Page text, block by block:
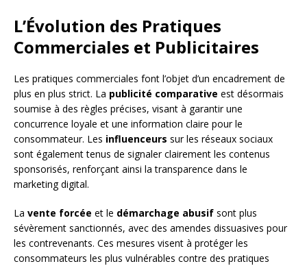
L’Évolution des Pratiques
Commerciales et Publicitaires
Les pratiques commerciales font l’objet d’un encadrement de
plus en plus strict. La publicité comparative est désormais
soumise à des règles précises, visant à garantir une
concurrence loyale et une information claire pour le
consommateur. Les influenceurs sur les réseaux sociaux
sont également tenus de signaler clairement les contenus
sponsorisés, renforçant ainsi la transparence dans le
marketing digital.
La vente forcée et le démarchage abusif sont plus
sévèrement sanctionnés, avec des amendes dissuasives pour
les contrevenants. Ces mesures visent à protéger les
consommateurs les plus vulnérables contre des pratiques